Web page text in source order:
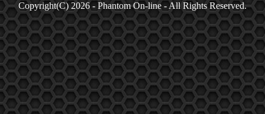
Copyright(C) 2026 - Phantom On-line - All Rights Reserved.